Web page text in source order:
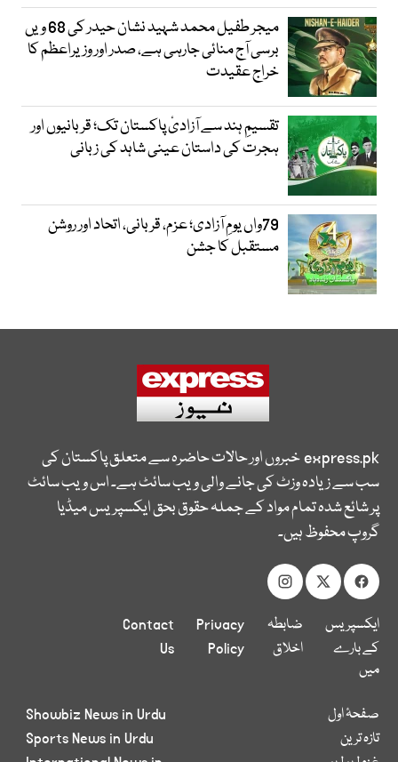
میجر طفیل محمد شہید نشان حیدر کی 68 ویں
برسی آج منائی جارہی ہے، صدر اور وزیراعظم کا
خراج عقیدت
تقسیمِ ہند سے آزادیٔ پاکستان تک؛ قربانیوں اور
ہجرت کی داستان عینی شاہد کی زبانی
79واں یومِ آزادی؛ عزم، قربانی، اتحاد اور روشن
مستقبل کا جشن
express.pkخبروں اور حالات حاضرہ سے متعلق پاکستان کی
سب سے زیادہ وزٹ کی جانے والی ویب سائٹ ہے۔ اس ویب سائٹ
پر شائع شدہ تمام مواد کے جملہ حقوق بحق ایکسپریس میڈیا
گروپ محفوظ ہیں۔
ایکسپریس
کے بارے
میں
ضابطہ
اخلاق
Privacy
Policy
Contact
Us
صفحۂ اول
تازہ ترین
Showbiz News in Urdu
Sports News in Urdu